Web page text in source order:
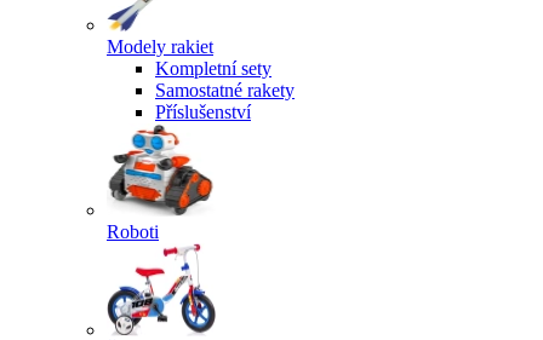
Modely rakiet
Kompletní sety
Samostatné rakety
Příslušenství
Roboti